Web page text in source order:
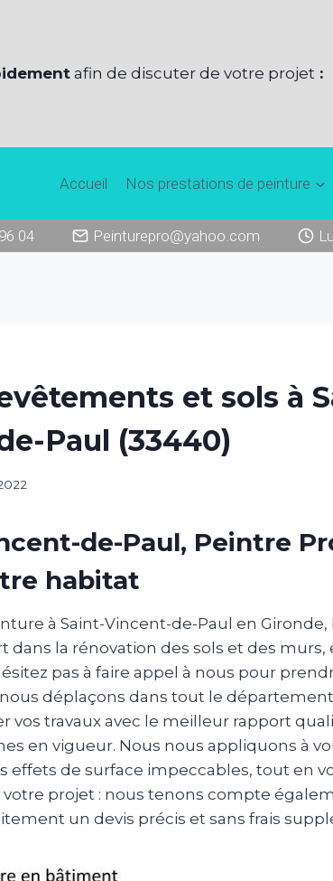
afin de discuter de votre projet :
Accueil Nos prestations de peinture
04 Peinturepro@yahoo.com
et sols à
Paul (33440)
de-Paul, Peintre
habitat
à Saint-Vincent-de-Paul en Gironde,
dans la rénovation des sols et des murs,
pas à faire appel à nous pour
déplaçons dans tout le
vos travaux avec le meilleur rapport
en vigueur. Nous nous appliquons à
effets de surface impeccables, tout en
projet : nous tenons compte
un devis précis et sans frais